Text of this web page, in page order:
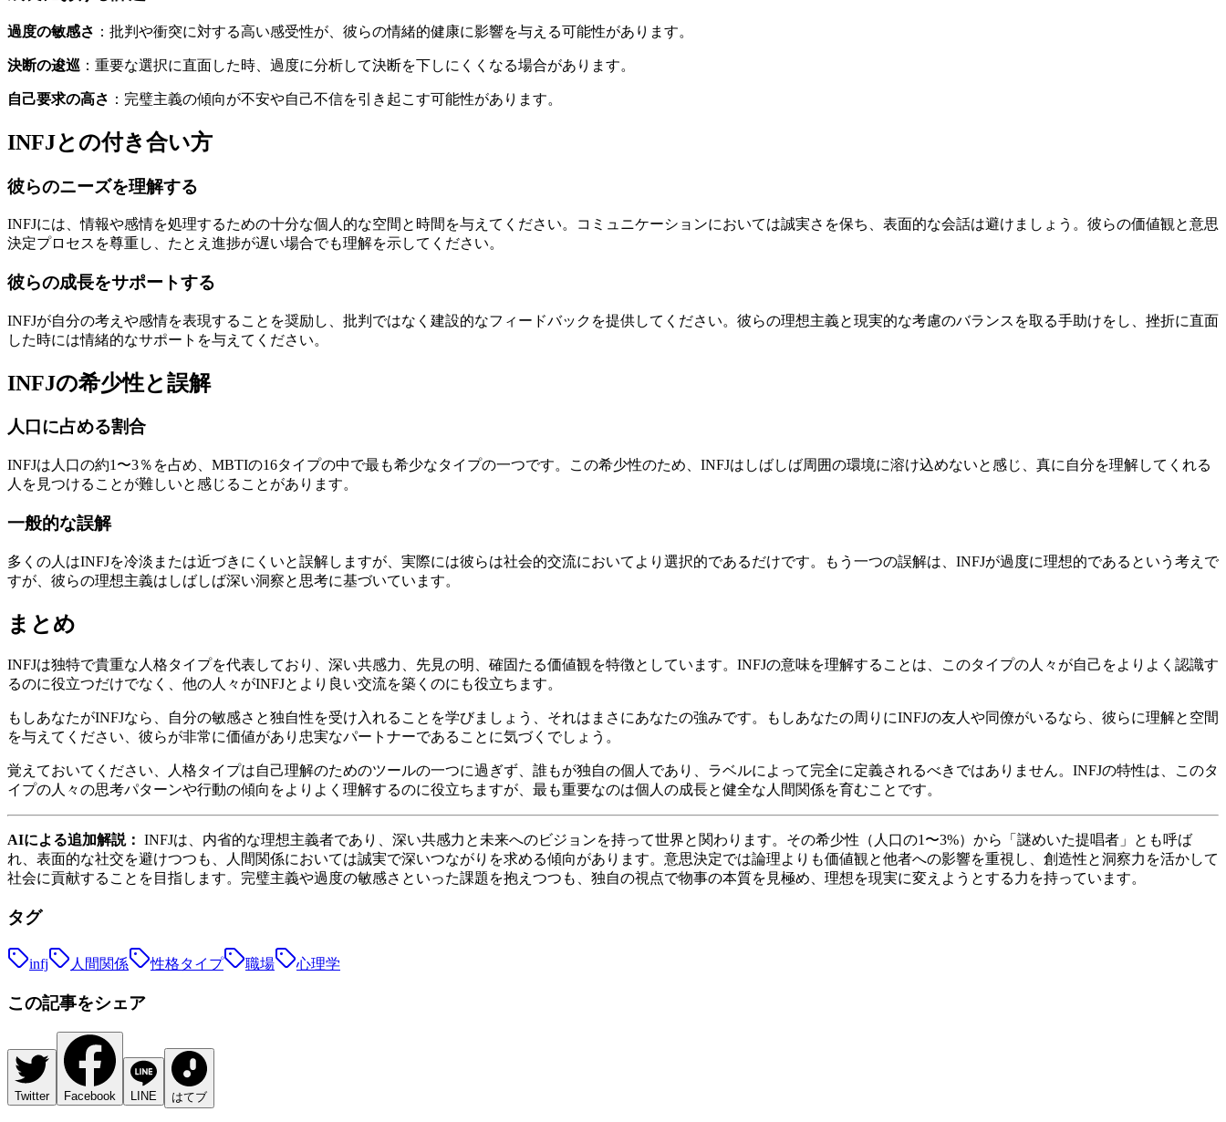
過度の敏感さ ：批判や衝突に対する高い感受性が、彼らの情緒的健康に影響を与える可能性があります。
決断の逡巡 ：重要な選択に直面した時、過度に分析して決断を下しにくくなる場合があります。
自己要求の高さ ：完璧主義の傾向が不安や自己不信を引き起こす可能性があります。
INFJとの付き合い方
彼らのニーズを理解する
INFJには、情報や感情を処理するための十分な個人的な空間と時間を与えてください。コミュニケーションにおいては誠実さを保ち、表面的な会話は避けましょう。彼らの価値観と意思
決定プロセスを尊重し、たとえ進捗が遅い場合でも理解を示してください。
彼らの成長をサポートする
INFJが自分の考えや感情を表現することを奨励し、批判ではなく建設的なフィードバックを提供してください。彼らの理想主義と現実的な考慮のバランスを取る手助けをし、挫折に直面
した時には情緒的なサポートを与えてください。
INFJの希少性と誤解
人口に占める割合
INFJは人口の約1〜3％を占め、MBTIの16タイプの中で最も希少なタイプの一つです。この希少性のため、INFJはしばしば周囲の環境に溶け込めないと感じ、真に自分を理解してくれる
人を見つけることが難しいと感じることがあります。
一般的な誤解
多くの人はINFJを冷淡または近づきにくいと誤解しますが、実際には彼らは社会的交流においてより選択的であるだけです。もう一つの誤解は、INFJが過度に理想的であるという考えで
すが、彼らの理想主義はしばしば深い洞察と思考に基づいています。
まとめ
INFJは独特で貴重な人格タイプを代表しており、深い共感力、先見の明、確固たる価値観を特徴としています。INFJの意味を理解することは、このタイプの人々が自己をよりよく認識す
るのに役立つだけでなく、他の人々がINFJとより良い交流を築くのにも役立ちます。
もしあなたがINFJなら、自分の敏感さと独自性を受け入れることを学びましょう、それはまさにあなたの強みです。もしあなたの周りにINFJの友人や同僚がいるなら、彼らに理解と空間
を与えてください、彼らが非常に価値があり忠実なパートナーであることに気づくでしょう。
覚えておいてください、人格タイプは自己理解のためのツールの一つに過ぎず、誰もが独自の個人であり、ラベルによって完全に定義されるべきではありません。INFJの特性は、このタ
イプの人々の思考パターンや行動の傾向をよりよく理解するのに役立ちますが、最も重要なのは個人の成長と健全な人間関係を育むことです。
AIによる追加解説： INFJは、内省的な理想主義者であり、深い共感力と未来へのビジョンを持って世界と関わります。その希少性（人口の1〜3%）から「謎めいた提唱者」とも呼ば
れ、表面的な社交を避けつつも、人間関係においては誠実で深いつながりを求める傾向があります。意思決定では論理よりも価値観と他者への影響を重視し、創造性と洞察力を活かして
社会に貢献することを目指します。完璧主義や過度の敏感さといった課題を抱えつつも、独自の視点で物事の本質を見極め、理想を現実に変えようとする力を持っています。
タグ
infj 人間関係 性格タイプ 職場 心理学
この記事をシェア
Twitter Facebook LINE はてブ